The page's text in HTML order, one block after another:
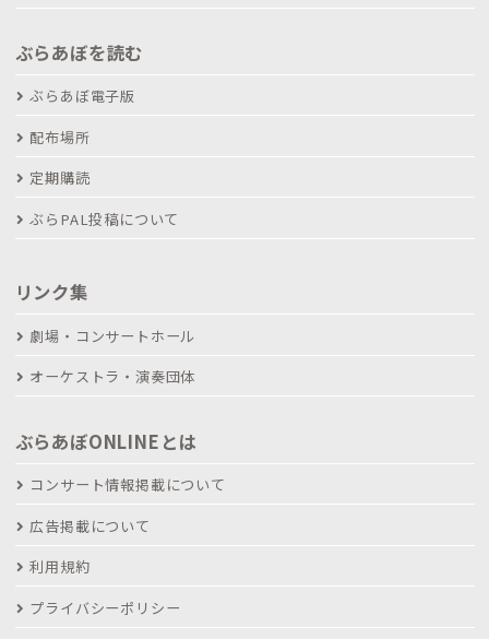
ぶらあぼを読む
ぶらあぼ電子版
配布場所
定期購読
ぶらPAL投稿について
リンク集
劇場・コンサートホール
オーケストラ・演奏団体
ぶらあぼONLINEとは
コンサート情報掲載について
広告掲載について
利用規約
プライバシーポリシー